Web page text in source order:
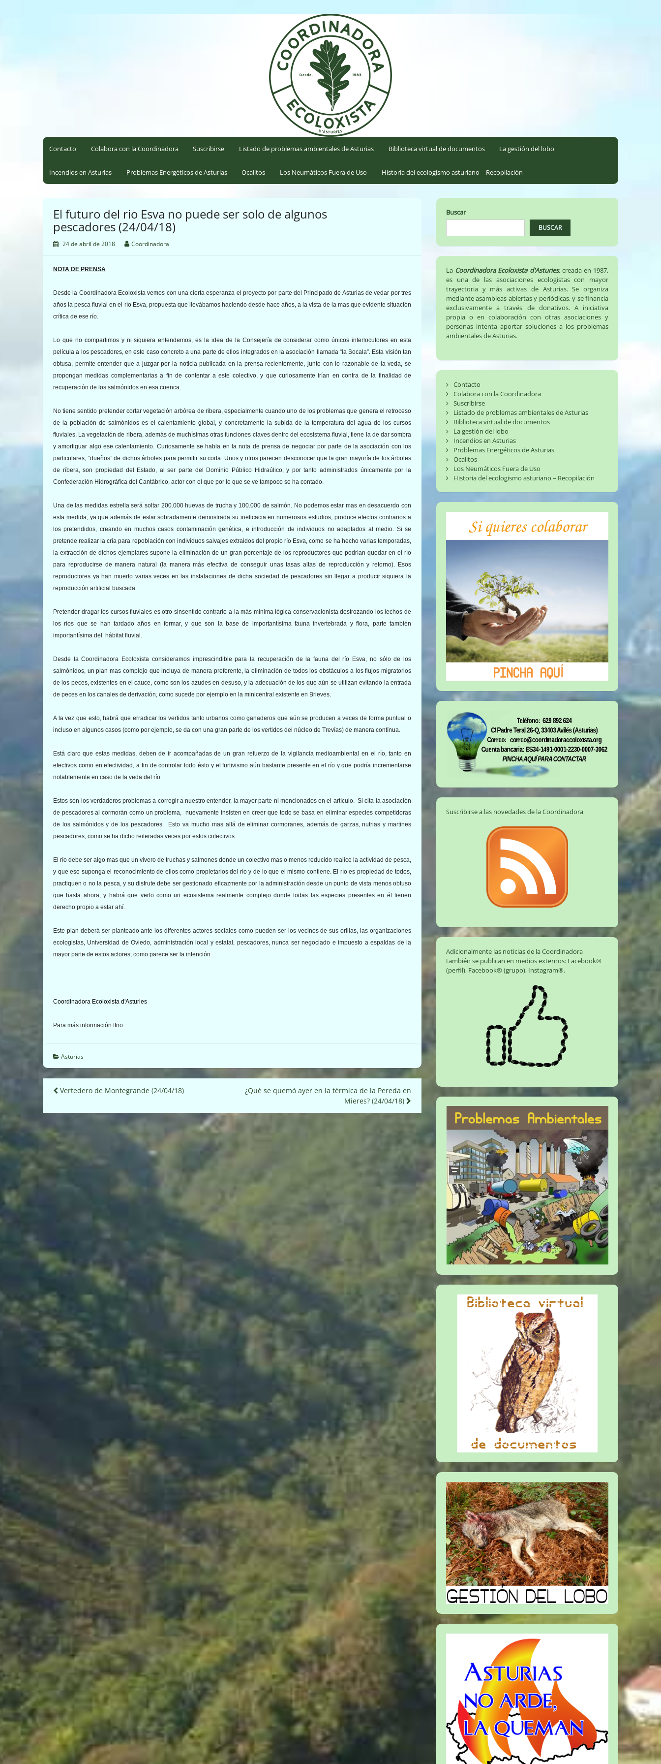
Contacto Colabora con la Coordinadora Suscribirse Listado de problemas ambientales de Asturias Biblioteca virtual de documentos La gestión del lobo
Incendios en Asturias Problemas Energéticos de Asturias Ocalitos Los Neumáticos Fuera de Uso Historia del ecologismo asturiano – Recopilación
El futuro del rio Esva no puede ser solo de algunos
pescadores (24/04/18)
24 de abril de 2018 Coordinadora
NOTA DE PRENSA
Desde la Coordinadora Ecoloxista vemos con una cierta esperanza el proyecto por parte del Principado de Asturias de vedar por tres
años la pesca fluvial en el río Esva, propuesta que llevábamos haciendo desde hace años, a la vista de la mas que evidente situación
crítica de ese río.
Lo que no compartimos y ni siquiera entendemos, es la idea de la Consejería de considerar como únicos interlocutores en esta
película a los pescadores, en este caso concreto a una parte de ellos integrados en la asociación llamada “la Socala”. Esta visión tan
obtusa, permite entender que a juzgar por la noticia publicada en la prensa recientemente, junto con lo razonable de la veda, se
propongan medidas complementarias a fin de contentar a este colectivo, y que curiosamente irían en contra de la finalidad de
recuperación de los salmónidos en esa cuenca.
No tiene sentido pretender cortar vegetación arbórea de ribera, especialmente cuando uno de los problemas que genera el retroceso
de la población de salmónidos es el calentamiento global, y concretamente la subida de la temperatura del agua de los cursos
fluviales. La vegetación de ribera, además de muchísimas otras funciones claves dentro del ecosistema fluvial, tiene la de dar sombra
y amortiguar algo ese calentamiento. Curiosamente se habla en la nota de prensa de negociar por parte de la asociación con los
particulares, “dueños” de dichos árboles para permitir su corta. Unos y otros parecen desconocer que la gran mayoría de los árboles
de ríbera, son propiedad del Estado, al ser parte del Dominio Público Hidraúlico, y por tanto administrados únicamente por la
Confederación Hidrográfica del Cantábrico, actor con el que por lo que se ve tampoco se ha contado.
Una de las medidas estrella será soltar 200.000 huevas de trucha y 100.000 de salmón. No podemos estar mas en desacuerdo con
esta medida, ya que además de estar sobradamente demostrada su ineficacia en numerosos estudios, produce efectos contrarios a
los pretendidos, creando en muchos casos contaminación genética, e introducción de individuos no adaptados al medio. Si se
pretende realizar la cría para repoblación con individuos salvajes extraidos del propio río Esva, como se ha hecho varias temporadas,
la extracción de dichos ejemplares supone la eliminación de un gran porcentaje de los reproductores que podrían quedar en el río
para reproducirse de manera natural (la manera más efectiva de conseguir unas tasas altas de reproducción y retorno). Esos
reproductores ya han muerto varias veces en las instalaciones de dicha sociedad de pescadores sin llegar a producir siquiera la
reproducción artificial buscada.
Pretender dragar los cursos fluviales es otro sinsentido contrario a la más mínima lógica conservacionista destrozando los lechos de
los ríos que se han tardado años en formar, y que son la base de importantísima fauna invertebrada y flora, parte también
importantísima del hábitat fluvial.
Desde la Coordinadora Ecoloxista consideramos imprescindible para la recuperación de la fauna del río Esva, no sólo de los
salmónidos, un plan mas complejo que incluya de manera preferente, la eliminación de todos los obstáculos a los flujos migratorios
de los peces, existentes en el cauce, como son los azudes en desuso, y la adecuación de los que aún se utilizan evitando la entrada
de peces en los canales de derivación, como sucede por ejemplo en la minicentral existente en Brieves.
A la vez que esto, habrá que erradicar los vertidos tanto urbanos como ganaderos que aún se producen a veces de forma puntual o
incluso en algunos casos (como por ejemplo, se da con una gran parte de los vertidos del núcleo de Trevías) de manera contínua.
Está claro que estas medidas, deben de ir acompañadas de un gran refuerzo de la vigilancia medioambiental en el río, tanto en
efectivos como en efectividad, a fin de controlar todo ésto y el furtivismo aún bastante presente en el río y que podría incrementarse
notablemente en caso de la veda del río.
Estos son los verdaderos problemas a corregir a nuestro entender, la mayor parte ni mencionados en el artículo. Si cita la asociación
de pescadores al cormorán como un problema, nuevamente insisten en creer que todo se basa en eliminar especies competidoras
de los salmónidos y de los pescadores. Esto va mucho mas allá de eliminar cormoranes, además de garzas, nutrias y martines
pescadores, como se ha dicho reiteradas veces por estos colectivos.
El río debe ser algo mas que un vivero de truchas y salmones donde un colectivo mas o menos reducido realice la actividad de pesca,
y que eso suponga el reconocimiento de ellos como propietarios del río y de lo que el mismo contiene. El río es propiedad de todos,
practiquen o no la pesca, y su disfrute debe ser gestionado eficazmente por la administración desde un punto de vista menos obtuso
que hasta ahora, y habrá que verlo como un ecosistema realmente complejo donde todas las especies presentes en él tienen
derecho propio a estar ahí.
Este plan deberá ser planteado ante los diferentes actores sociales como pueden ser los vecinos de sus orillas, las organizaciones
ecologistas, Universidad de Oviedo, administración local y estatal, pescadores, nunca ser negociado e impuesto a espaldas de la
mayor parte de estos actores, como parece ser la intención.
Coordinadora Ecoloxista d'Asturies
Para más información tfno.
Asturias
Navegación
de
entradas
Vertedero de Montegrande (24/04/18)
¿Qué se quemó ayer en la térmica de la Pereda en
Mieres? (24/04/18)
Buscar
BUSCAR
La Coordinadora Ecoloxista d'Asturies, creada en 1987,
es una de las asociaciones ecologistas con mayor
trayectoria y más activas de Asturias. Se organiza
mediante asambleas abiertas y periódicas, y se financia
exclusivamente a través de donativos. A iniciativa
propia o en colaboración con otras asociaciones y
personas intenta aportar soluciones a los problemas
ambientales de Asturias.
Contacto
Colabora con la Coordinadora
Suscribirse
Listado de problemas ambientales de Asturias
Biblioteca virtual de documentos
La gestión del lobo
Incendios en Asturias
Problemas Energéticos de Asturias
Ocalitos
Los Neumáticos Fuera de Uso
Historia del ecologismo asturiano – Recopilación
Suscribirse a las novedades de la Coordinadora
Adicionalmente las noticias de la Coordinadora
también se publican en medios externos: Facebook®
(perfil), Facebook® (grupo), Instagram®.